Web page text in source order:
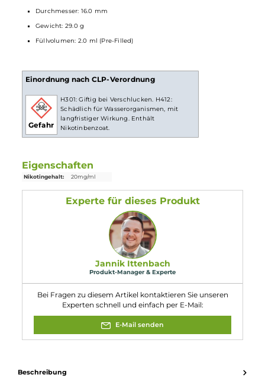
14 verschiedene Geschmacksrichtungen
1x 187 Strassenbande Einweg E-Zigarette
Abmessungen
Länge: 104.0 mm
Durchmesser: 16.0 mm
Gewicht: 29.0 g
Füllvolumen: 2.0 ml (Pre-Filled)
Einordnung nach CLP-Verordnung
H301: Giftig bei Verschlucken. H412:
Schädlich für Wasserorganismen, mit
langfristiger Wirkung. Enthält
Nikotinbenzoat.